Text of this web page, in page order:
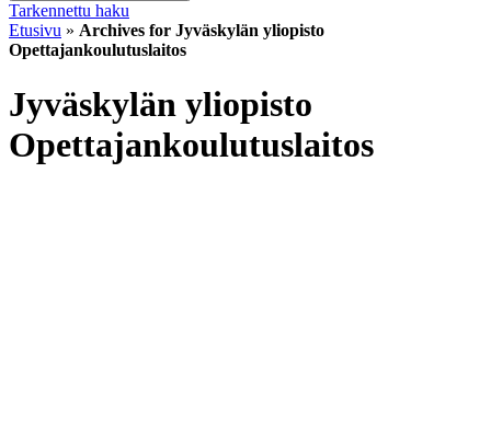
Tarkennettu haku
Etusivu » Archives for Jyväskylän yliopisto
Opettajankoulutuslaitos
Jyväskylän yliopisto
Opettajankoulutuslaitos